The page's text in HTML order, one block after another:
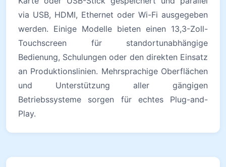
via USB, HDMI, Ethernet oder Wi-Fi ausgegeben
werden. Einige Modelle bieten einen 13,3-Zoll-
Touchscreen für standortunabhängige
Bedienung, Schulungen oder den direkten Einsatz
an Produktionslinien. Mehrsprachige Oberflächen
und Unterstützung aller gängigen
Betriebssysteme sorgen für echtes Plug-and-
Play.